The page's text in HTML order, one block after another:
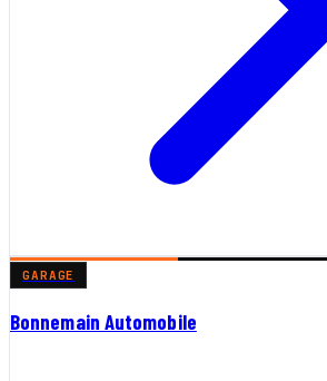
GARAGE
Bonnemain Automobile